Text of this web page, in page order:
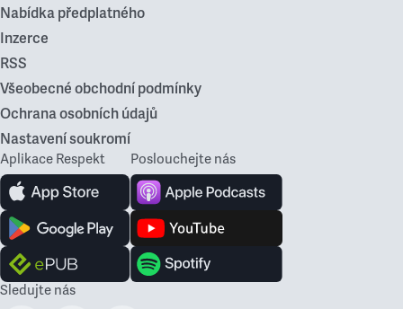
Nabídka předplatného
Inzerce
RSS
Všeobecné obchodní podmínky
Ochrana osobních údajů
Nastavení soukromí
Aplikace Respekt Poslouchejte nás
Sledujte nás